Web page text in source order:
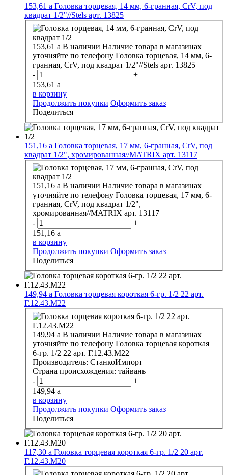
153,61 a Головка торцевая, 14 мм, 6-гранная, CrV, под
квадрат 1/2"//Stels арт. 13825
153,61 a В наличии Наличие товара в магазинах
уточняйте по телефону Головка торцевая, 14 мм, 6-
гранная, CrV, под квадрат 1/2"//Stels арт. 13825
-
+
153,61 a
в корзину
Продолжить покупки Оформить заказ
Поделиться
151,16 a Головка торцевая, 17 мм, 6-гранная, CrV, под
квадрат 1/2", хромированная//MATRIX арт. 13117
151,16 a В наличии Наличие товара в магазинах
уточняйте по телефону Головка торцевая, 17 мм, 6-
гранная, CrV, под квадрат 1/2",
хромированная//MATRIX арт. 13117
-
+
151,16 a
в корзину
Продолжить покупки Оформить заказ
Поделиться
149,94 a Головка торцевая короткая 6-гр. 1/2 22 арт.
Г.12.43.М22
149,94 a В наличии Наличие товара в магазинах
уточняйте по телефону Головка торцевая короткая
6-гр. 1/2 22 арт. Г.12.43.М22
Производитель: СтанкоИмпорт
Страна происхождения: тайвань
-
+
149,94 a
в корзину
Продолжить покупки Оформить заказ
Поделиться
117,30 a Головка торцевая короткая 6-гр. 1/2 20 арт.
Г.12.43.М20